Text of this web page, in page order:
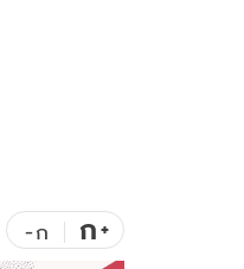
WeTV
Exclusive WeTV
-ก ก+